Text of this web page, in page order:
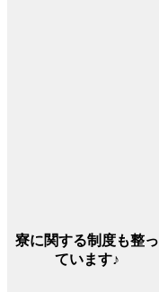
寮に関する制度も整っ
ています♪